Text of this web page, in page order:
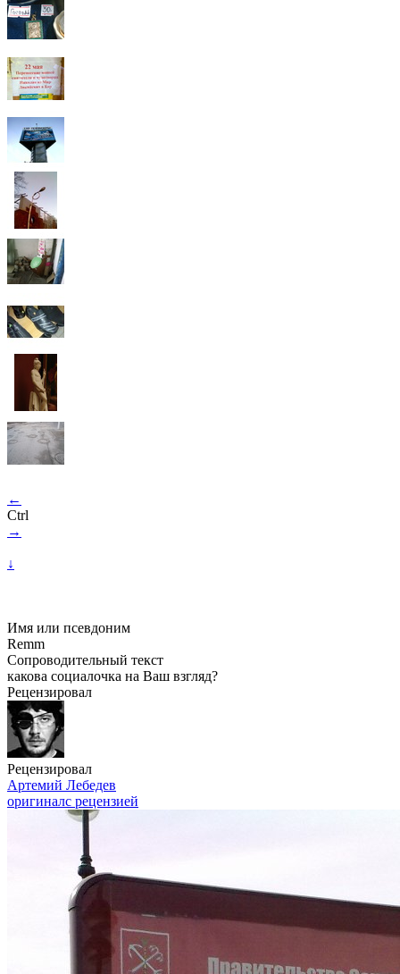
←
Ctrl
→
↓
Имя или псевдоним
Remm
Сопроводительный текст
какова социалочка на Ваш взгляд?
Рецензировал
Рецензировал
Артемий Лебедев
оригиналс рецензией